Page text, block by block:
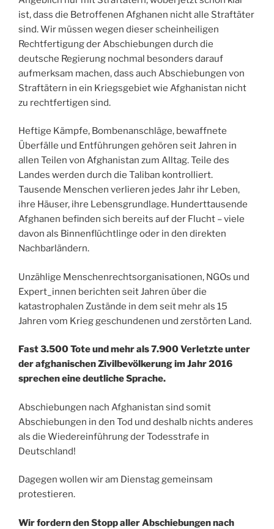
ist, dass die Betroffenen Afghanen nicht alle Straftäter
sind. Wir müssen wegen dieser scheinheiligen
Rechtfertigung der Abschiebungen durch die
deutsche Regierung nochmal besonders darauf
aufmerksam machen, dass auch Abschiebungen von
Straftätern in ein Kriegsgebiet wie Afghanistan nicht
zu rechtfertigen sind.
Heftige Kämpfe, Bombenanschläge, bewaffnete
Überfälle und Entführungen gehören seit Jahren in
allen Teilen von Afghanistan zum Alltag. Teile des
Landes werden durch die Taliban kontrolliert.
Tausende Menschen verlieren jedes Jahr ihr Leben,
ihre Häuser, ihre Lebensgrundlage. Hunderttausende
Afghanen befinden sich bereits auf der Flucht – viele
davon als Binnenflüchtlinge oder in den direkten
Nachbarländern.
Unzählige Menschenrechtsorganisationen, NGOs und
Expert_innen berichten seit Jahren über die
katastrophalen Zustände in dem seit mehr als 15
Jahren vom Krieg geschundenen und zerstörten Land.
Fast 3.500 Tote und mehr als 7.900 Verletzte unter
der afghanischen Zivilbevölkerung im Jahr 2016
sprechen eine deutliche Sprache.
Abschiebungen nach Afghanistan sind somit
Abschiebungen in den Tod und deshalb nichts anderes
als die Wiedereinführung der Todesstrafe in
Deutschland!
Dagegen wollen wir am Dienstag gemeinsam
protestieren.
Wir fordern den Stopp aller Abschiebungen nach